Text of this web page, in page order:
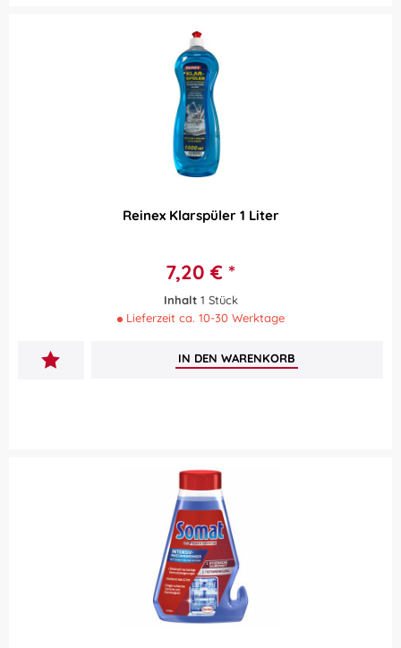
Reinex Klarspüler 1 Liter
7,20 € *
Inhalt 1 Stück
Lieferzeit ca. 10-30 Werktage
IN DEN WARENKORB